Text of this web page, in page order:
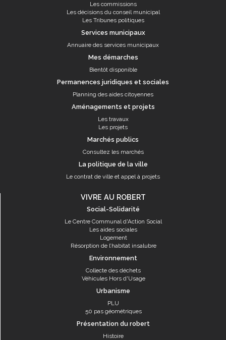
Les commissions
Les décisions du conseil municipal
Les Tribunes politiques
Services municipaux
Annuaire des services municipaux
Mes démarches
Bientôt disponible
Permanences juridiques et sociales
Planning des aides citoyennes
Aménagements et projets
Les travaux
Les projets
Marchés publics
Consultez les marchés
La politique de la ville
Le contrat de ville et appel à projets
VIVRE AU ROBERT
Social-Solidarité
Le Centre Communal d'Action Social
Les aides sociales
Logement
Résorption de l’habitat insalubre
Environnement
Collecte des déchets
Véhicules Hors d'Usage
Urbanisme
PLU
50 pas géométriques
Présentation du robert
Histoire